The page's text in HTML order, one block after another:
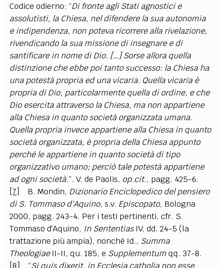
Codice odierno: “Di fronte agli Stati agnostici e
assolutisti, la Chiesa, nel difendere la sua autonomia
e indipendenza, non poteva ricorrere alla rivelazione,
rivendicando la sua missione di insegnare e di
santificare in nome di Dio. […] Sorse allora quella
distinzione che ebbe poi tanto successo: la Chiesa ha
una potestà propria ed una vicaria. Quella vicaria è
propria di Dio, particolarmente quella di ordine, e che
Dio esercita attraverso la Chiesa, ma non appartiene
alla Chiesa in quanto società organizzata umana.
Quella propria invece appartiene alla Chiesa in quanto
società organizzata, è propria della Chiesa appunto
perché le appartiene in quanto società di tipo
organizzativo umano; perciò tale potestà appartiene
ad ogni società.”. V.de Paolis, op.cit., pagg. 425-6.
[7]
B.Mondin, Dizionario Enciclopedico del pensiero
di S. Tommaso d'Aquino, s.v. Episcopato, Bologna
2000, pagg. 243-4. Per i testi pertinenti, cfr. S.
Tommaso d'Aquino, In SententiasIV, dd. 24-5 (la
trattazione più ampia), nonché Id., Summa
TheologiaeII-II, qu. 185, e Supplementumqq. 37-8.
[8]
“Si quis dixerit, in Ecclesia catholia non esse